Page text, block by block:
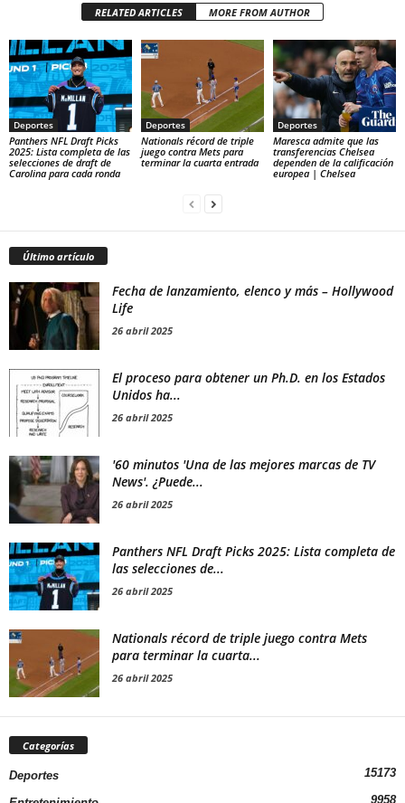
RELATED ARTICLES MORE FROM AUTHOR
Deportes
Panthers NFL Draft Picks
2025: Lista completa de las
selecciones de draft de
Carolina para cada ronda
Deportes
Nationals récord de triple
juego contra Mets para
terminar la cuarta entrada
Deportes
Maresca admite que las
transferencias Chelsea
dependen de la calificación
europea | Chelsea
Último artículo
Fecha de lanzamiento, elenco y más – Hollywood
Life
26 abril 2025
El proceso para obtener un Ph.D. en los Estados
Unidos ha...
26 abril 2025
'60 minutos 'Una de las mejores marcas de TV
News'. ¿Puede...
26 abril 2025
Panthers NFL Draft Picks 2025: Lista completa de
las selecciones de...
26 abril 2025
Nationals récord de triple juego contra Mets
para terminar la cuarta...
26 abril 2025
Categorías
Deportes 15173
9958